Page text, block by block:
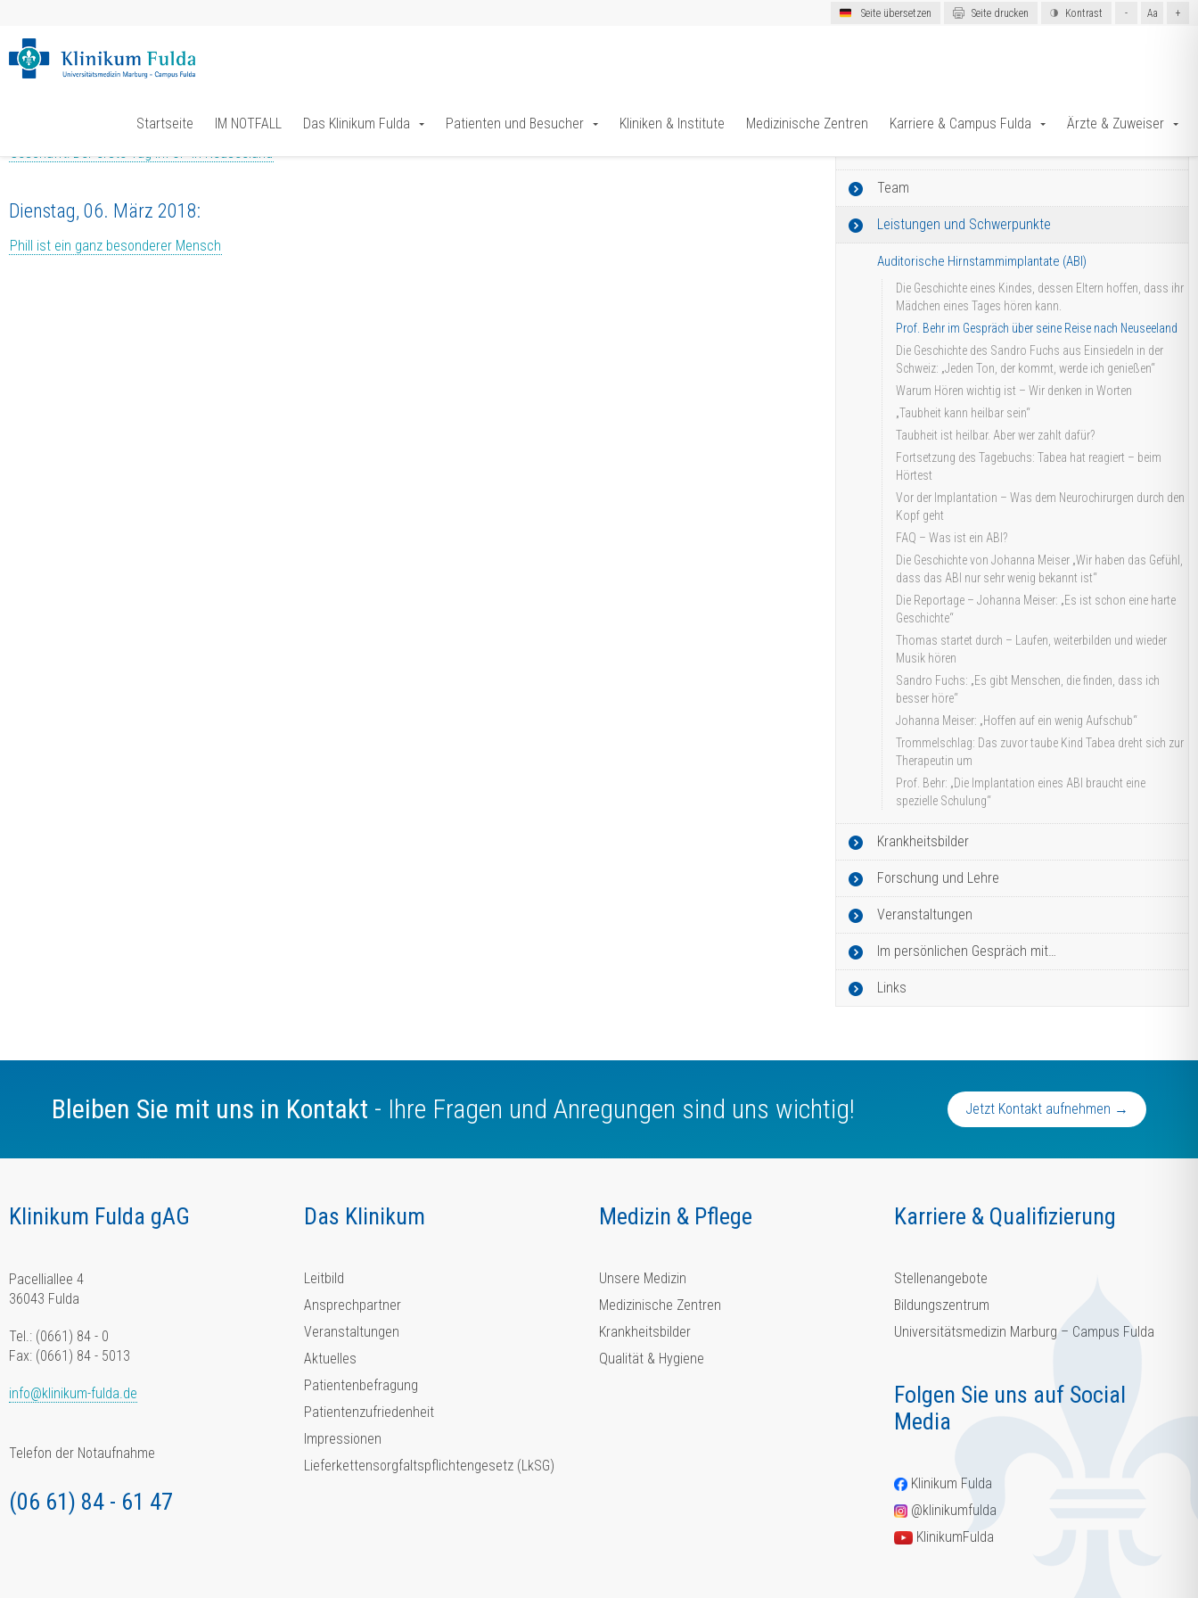
Seite übersetzen Seite drucken Kontrast - Aa +
Startseite IM NOTFALL Das Klinikum Fulda Patienten und Besucher Kliniken & Institute Medizinische Zentren Karriere & Campus Fulda Ärzte & Zuweiser
Team
Leistungen und Schwerpunkte
Auditorische Hirnstammimplantate (ABI)
Die Geschichte eines Kindes, dessen Eltern hoffen, dass ihr
Mädchen eines Tages hören kann.
Prof. Behr im Gespräch über seine Reise nach Neuseeland
Die Geschichte des Sandro Fuchs aus Einsiedeln in der
Schweiz: „Jeden Ton, der kommt, werde ich genießen“
Warum Hören wichtig ist – Wir denken in Worten
„Taubheit kann heilbar sein“
Taubheit ist heilbar. Aber wer zahlt dafür?
Fortsetzung des Tagebuchs: Tabea hat reagiert – beim
Hörtest
Vor der Implantation – Was dem Neurochirurgen durch den
Kopf geht
FAQ – Was ist ein ABI?
Die Geschichte von Johanna Meiser „Wir haben das Gefühl,
dass das ABI nur sehr wenig bekannt ist“
Die Reportage – Johanna Meiser: „Es ist schon eine harte
Geschichte“
Thomas startet durch – Laufen, weiterbilden und wieder
Musik hören
Sandro Fuchs: „Es gibt Menschen, die finden, dass ich
besser höre“
Johanna Meiser: „Hoffen auf ein wenig Aufschub“
Trommelschlag: Das zuvor taube Kind Tabea dreht sich zur
Therapeutin um
Prof. Behr: „Die Implantation eines ABI braucht eine
spezielle Schulung“
Krankheitsbilder
Forschung und Lehre
Veranstaltungen
Im persönlichen Gespräch mit…
Links
Neuseelandreise: Aus dem Tagebuch von Prof. Dr. Behr
Montag, 05. März 2018:
Geschafft: Der erste Tag im OP in Neuseeland
Dienstag, 06. März 2018:
Phill ist ein ganz besonderer Mensch
Bleiben Sie mit uns in Kontakt - Ihre Fragen und Anregungen sind uns wichtig! Jetzt Kontakt aufnehmen →
Klinikum Fulda gAG
Pacelliallee 4
36043 Fulda
Tel.: (0661) 84 - 0
Fax: (0661) 84 - 5013
info@klinikum-fulda.de
Telefon der Notaufnahme
(06 61) 84 - 61 47
Das Klinikum
Leitbild
Ansprechpartner
Veranstaltungen
Aktuelles
Patientenbefragung
Patientenzufriedenheit
Impressionen
Lieferkettensorgfaltspflichtengesetz (LkSG)
Medizin & Pflege
Unsere Medizin
Medizinische Zentren
Krankheitsbilder
Qualität & Hygiene
Karriere & Qualifizierung
Stellenangebote
Bildungszentrum
Universitätsmedizin Marburg – Campus Fulda
Folgen Sie uns auf Social
Media
Klinikum Fulda
@klinikumfulda
KlinikumFulda